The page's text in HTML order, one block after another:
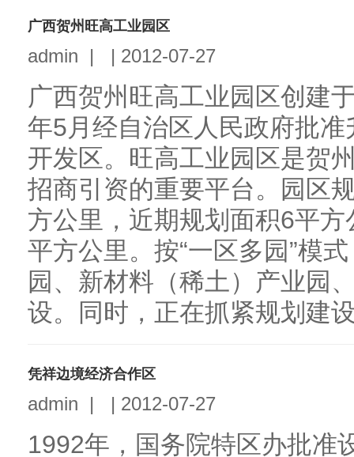
广西贺州旺高工业园区
admin | | 2012-07-27
广西贺州旺高工业园区创建
年5月经自治区人民政府批
开发区。旺高工业园区是贺
招商引资的重要平台。园区
方公里，近期规划面积6平
平方公里。按“一区多园”模
园、新材料（稀土）产业园
设。同时，正在抓紧规划建
凭祥边境经济合作区
admin | | 2012-07-27
1992年，国务院特区办批准